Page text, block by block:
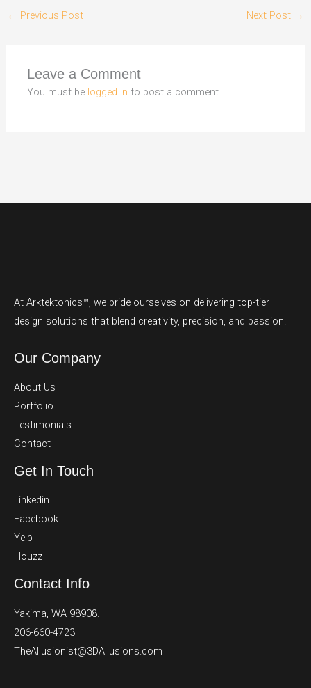
← Previous Post Next Post →
Leave a Comment
You must be logged in to post a comment.
At Arktektonics™, we pride ourselves on delivering top-tier
design solutions that blend creativity, precision, and passion.
Our Company
About Us
Portfolio
Testimonials
Contact
Get In Touch
Linkedin
Facebook
Yelp
Houzz
Contact Info
Yakima, WA 98908.
206-660-4723
TheAllusionist@3DAllusions.com​​